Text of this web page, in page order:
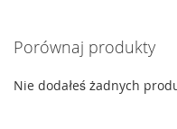
Porównaj produkty
Nie dodałeś żadnych